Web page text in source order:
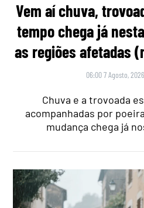
Vem aí chuva,
tempo chega já
as regiões afetadas
06:00 7 Agosto, 2026
Chuva e a trovoada
acompanhadas por
mudança chega já